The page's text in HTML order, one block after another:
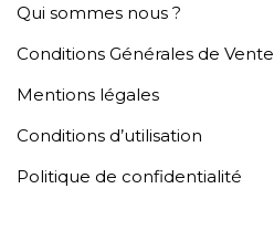
Qui sommes nous ?
Conditions Générales de Vente
Mentions légales
Conditions d’utilisation
Politique de confidentialité